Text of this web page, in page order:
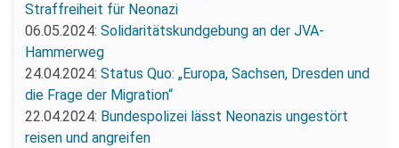
Straffreiheit für Neonazi
06.05.2024: Solidaritätskundgebung an der JVA-
Hammerweg
24.04.2024: Status Quo: „Europa, Sachsen, Dresden und
die Frage der Migration“
22.04.2024: Bundespolizei lässt Neonazis ungestört
reisen und angreifen